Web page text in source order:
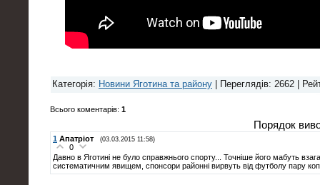
Категорія: Новини Яготина та району Переглядів: 2662 |
Всього коментарів: 1
Порядок
1 Апатріот (03.03.2015 11:58)
0
Давно в Яготині не було справжнього спорту... Точніше його мабуть
систематичним явищем, спонсори районні вирвуть від футболу пару